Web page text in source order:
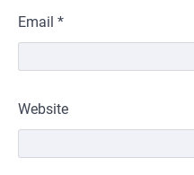
Email *
Website